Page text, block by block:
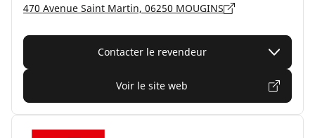
470 Avenue Saint Martin, 06250 MOUGINS
Contacter le revendeur
Voir le site web